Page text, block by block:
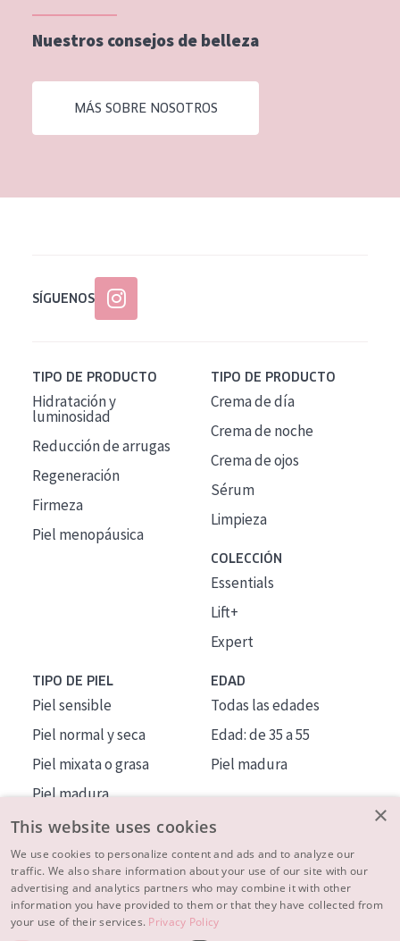
Piel mixata o grasa
Piel madura
Piel expuesta al sol
Piel menopáusica
Todas las edades
Nuestros consejos de belleza
MÁS SOBRE NOSOTROS
SÍGUENOS
TIPO DE PRODUCTO
Hidratación y
luminosidad
Reducción de arrugas
Regeneración
Firmeza
Piel menopáusica
TIPO DE PRODUCTO
Crema de día
Crema de noche
Crema de ojos
Sérum
Limpieza
COLECCIÓN
Essentials
Lift+
Expert
TIPO DE PIEL
Piel sensible
Piel normal y seca
Piel mixata o grasa
Piel madura
Piel expuesta al sol
Piel menopáusica
EDAD
Todas las edades
Edad: de 35 a 55
Piel madura
MÁS SOBRE NOSOTROS
INSPIRACIÓN
×
This website uses cookies
We use cookies to personalize content and ads and to analyze our
traffic. We also share information about your use of our site with our
advertising and analytics partners who may combine it with other
information you have provided to them or that they have collected from
your use of their services. Privacy Policy